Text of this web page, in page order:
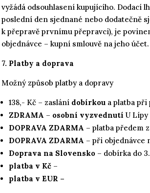
vyžádá odsouhlasení kupujícího. Dodací
poslední den sjednané nebo dodatečně
k přepravě prvnímu přepravci), je
objednávce – kupní smlouvě na jeho účet.
7. Platby a doprava
Možný způsob platby a dopravy
138,- Kč – zaslání dobírkou a platba při
ZDRAMA – osobní vyzvednutí U Lípy
DOPRAVA ZDARMA – platba předem
DOPRAVA ZDARMA – při objednávce
Doprava na Slovensko – dobírka do
platba v Kč –
platba v EUR –